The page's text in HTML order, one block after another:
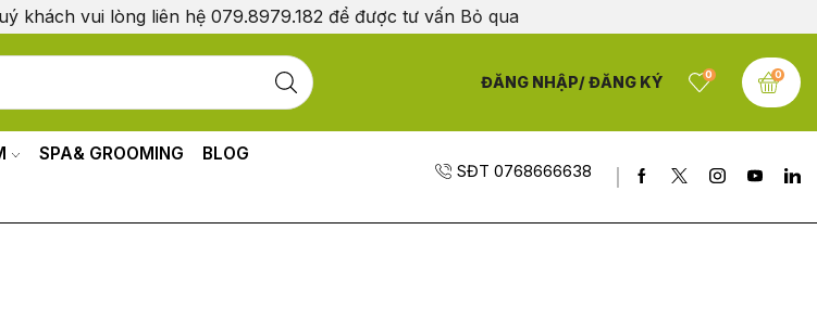
khách vui lòng liên hệ 079.8979.182 để được tư vấn Bỏ qua
ĐĂNG NHẬP/ ĐĂNG KÝ 0 0
SPA& GROOMING BLOG
SĐT 0768666638